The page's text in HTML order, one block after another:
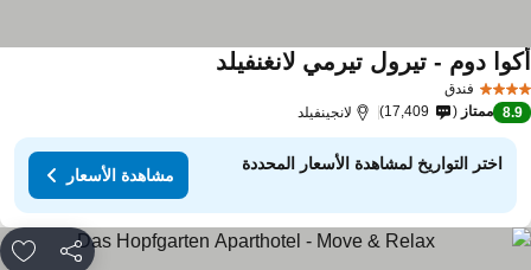
فندق
دوم - تيرول تيرمي لانغنفيلدمشاهدة الأسعار
8.9 ممتاز 17,409 لانجينفيلد
اختر التواريخ لمشاهدة الأسعار المحددة
مشاهدة الأسعار
مشاركة